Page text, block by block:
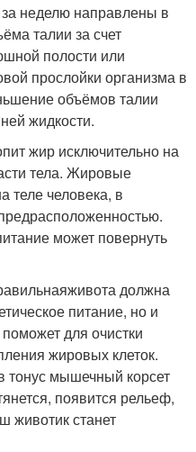
неделю направлены в
талии за счет
полости или
прослойки организма в
объёмов талии
жидкости.
жир исключительно на
тела. Жировые
теле человека, в
может повернуть
должна
питание, но и
для очистки
жировых клеток.
тонус мышечный корсет
появится рельеф,
животик станет